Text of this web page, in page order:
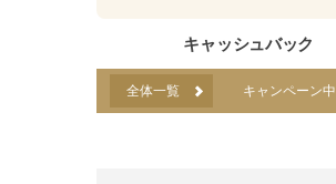
キャッシュバック
全体一覧 キャンペーン中